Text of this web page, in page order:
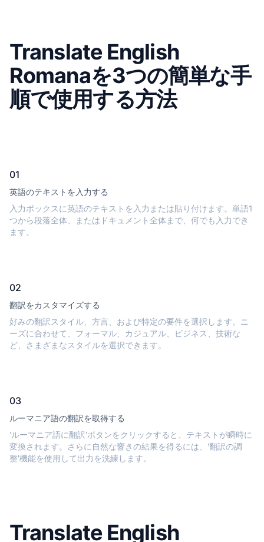
Translate English
Romanaを3つの簡単な手
順で使用する方法
01
英語のテキストを入力する
入力ボックスに英語のテキストを入力または貼り付けます。単語1
つから段落全体、またはドキュメント全体まで、何でも入力でき
ます。
02
翻訳をカスタマイズする
好みの翻訳スタイル、方言、および特定の要件を選択します。ニ
ーズに合わせて、フォーマル、カジュアル、ビジネス、技術な
ど、さまざまなスタイルを選択できます。
03
ルーマニア語の翻訳を取得する
'ルーマニア語に翻訳'ボタンをクリックすると、テキストが瞬時に
変換されます。さらに自然な響きの結果を得るには、'翻訳の調
整'機能を使用して出力を洗練します。
Translate English